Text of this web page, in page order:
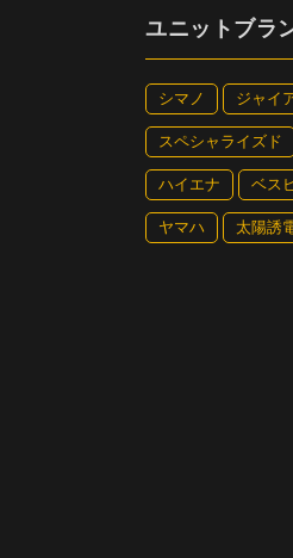
ユニットブラ
シマノ ジャイ
スペシャライズド
ハイエナ ベス
ヤマハ 太陽誘